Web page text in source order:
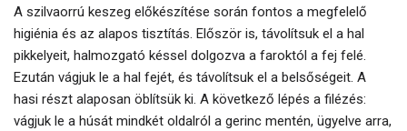
A szilvaorrú keszeg előkészítése során fontos a megfelelő
higiénia és az alapos tisztítás. Először is, távolítsuk el a hal
pikkelyeit, halmozgató késsel dolgozva a faroktól a fej felé.
Ezután vágjuk le a hal fejét, és távolítsuk el a belsőségeit. A
hasi részt alaposan öblítsük ki. A következő lépés a filézés:
vágjuk le a húsát mindkét oldalról a gerinc mentén, ügyelve arra,